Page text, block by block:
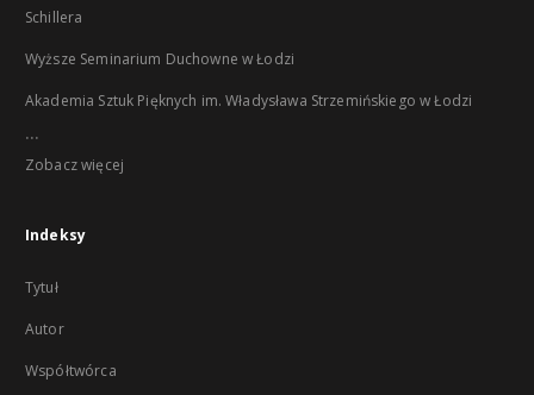
Schillera
Wyższe Seminarium Duchowne w Łodzi
Akademia Sztuk Pięknych im. Władysława Strzemińskiego w Łodzi
...
Zobacz więcej
Indeksy
Tytuł
Autor
Współtwórca